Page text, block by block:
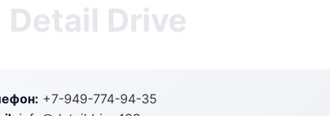
Drive
+7-949-774-94-35